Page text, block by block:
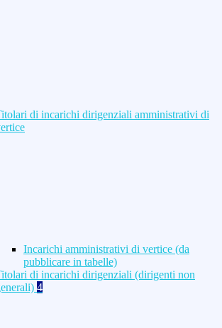
di incarichi dirigenziali amministrativi di
Incarichi amministrativi di vertice (da
pubblicare in tabelle)
di incarichi dirigenziali (dirigenti non
4